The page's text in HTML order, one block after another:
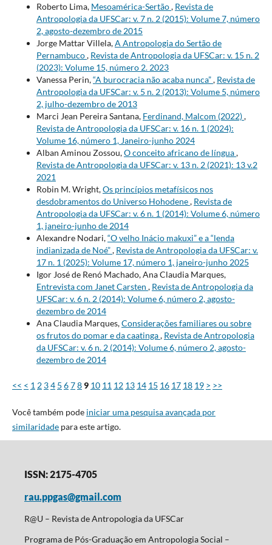
Roberto Lima, Mesoamérica-Sertão, Revista de
Antropologia da UFSCar: v. 7 n. 2 (2015): Volume 7, número
2, agosto-dezembro de 2015
Jorge Mattar Villela,A Antropologia do Sertão de
Pernambuco, Revista de Antropologia da UFSCar: v. 15 n. 2
(2023): Volume 15, número 2. 2023
Vanessa Perin,“A burocracia não acaba nunca”, Revista de
Antropologia da UFSCar: v. 5 n. 2 (2013): Volume 5, número
2, julho-dezembro de 2013
Marci Jean Pereira Santana, Ferdinand, Malcom (2022),
Revista de Antropologia da UFSCar: v. 16 n. 1 (2024):
Volume 16, número 1, Janeiro-junho 2024
Alban Aminou Zossou,O conceito africano de língua,
Revista de Antropologia da UFSCar: v. 13 n. 2 (2021): 13 v.2
2021
Robin M. Wright,Os princípios metafísicos nos
desdobramentos do Universo Hohodene, Revista de
Antropologia da UFSCar: v. 6 n. 1 (2014): Volume 6, número
1, janeiro-junho de 2014
Alexandre Nodari,“O velho Inácio makuxi” e a “lenda
indianizada de Noé”, Revista de Antropologia da UFSCar: v.
17 n. 1 (2025): Volume 17, número 1, janeiro-junho 2025
Igor José de Renó Machado, Ana Claudia Marques,
Entrevista com Janet Carsten , Revista de Antropologia da
UFSCar: v. 6 n. 2 (2014): Volume 6, número 2, agosto-
dezembro de 2014
Ana Claudia Marques,Considerações familiares ou sobre
os frutos do pomar e da caatinga, Revista de Antropologia
da UFSCar: v. 6 n. 2 (2014): Volume 6, número 2, agosto-
dezembro de 2014
<< < 1 2 34 5 6789 10 11 12 13 14 15 16 17 18 19 > >>
Você também pode iniciar uma pesquisa avançada por
similaridadepara este artigo.
ISSN: 2175-4705
rau.ppgas@gmail.com
R@U – Revista de Antropologia da UFSCar
Programa de Pós-Graduação em Antropologia Social –